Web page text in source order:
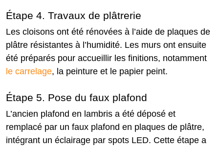
Étape 4. Travaux de plâtrerie
Les cloisons ont été rénovées à l’aide de plaques de
plâtre résistantes à l’humidité. Les murs ont ensuite
été préparés pour accueillir les finitions, notamment
le carrelage, la peinture et le papier peint.
Étape 5. Pose du faux plafond
L’ancien plafond en lambris a été déposé et
remplacé par un faux plafond en plaques de plâtre,
intégrant un éclairage par spots LED. Cette étape a